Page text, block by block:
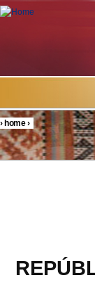
Skip to main content
You are here
›home›